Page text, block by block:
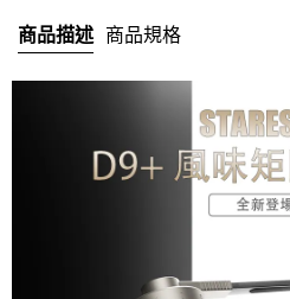
商品描述 商品規格